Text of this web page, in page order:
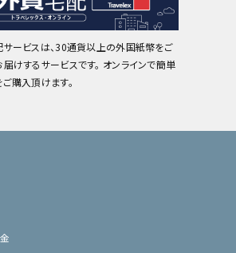
ービスは、30通貨以上の外国紙幣をご
けするサービスです。 オンラインで簡単
購入頂けます。